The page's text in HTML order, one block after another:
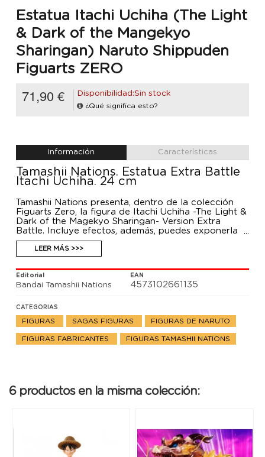
Estatua Itachi Uchiha (The Light
& Dark of the Mangekyo
Sharingan) Naruto Shippuden
Figuarts ZERO
71,90 € Disponibilidad:Sin stock
¿Qué significa esto?
Información Características
Tamashii Nations. Estatua Extra Battle
Itachi Uchiha. 24 cm
Tamashii Nations presenta, dentro de la colección
Figuarts Zero, la figura de Itachi Uchiha -The Light &
Dark of the Magekyo Sharingan- Version Extra
Battle. Incluye efectos, además, puedes exponerla
junto a la figura de Sasuke Uchiha para poder
recrear la escena de la batalla (se vende por
separado).
LEER MÁS >>>
Editorial
Bandai Tamashii Nations
EAN
4573102661135
CATEGORIAS
FIGURAS SAGAS FIGURAS FIGURAS DE NARUTO
FIGURAS FABRICANTES FIGURAS TAMASHII NATIONS
6 productos en la misma colección: